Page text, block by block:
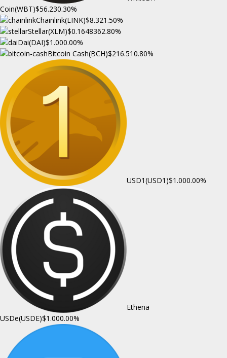
Coin(WBT)$56.230.30%
Chainlink(LINK)$8.321.50%
Stellar(XLM)$0.1648362.80%
Dai(DAI)$1.000.00%
Bitcoin Cash(BCH)$216.510.80%
USD1(USD1)$1.000.00%
Ethena
USDe(USDE)$1.000.00%